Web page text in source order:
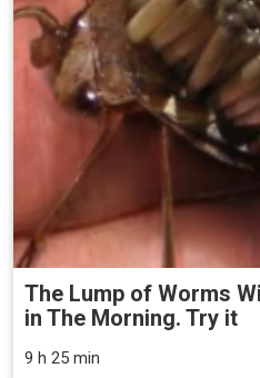
The Lump of Worms
in The Morning. Try it
9 h 25 min